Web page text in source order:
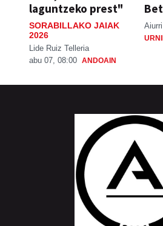
laguntzeko prest"
SORABILLAKO JAIAK
2026
Lide Ruiz Telleria
abu 07, 08:00 ANDOAIN
Aiurri